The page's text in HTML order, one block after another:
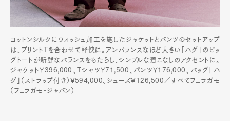
Pen Meet
Pen international Pen tw
コットンシルクにウォッシュ加工を施したジャケットとパンツのセットアップ
は、プリントTを合わせて軽快に。アンバランスなほど大きい「ハグ」のビッ
グトートが新鮮なバランスをもたらし、シンプルな着こなしのアクセントに。
ジャケット¥396,000、Tシャツ¥71,500、パンツ¥176,000、バッグ「ハ
グ」（ストラップ付き）¥594,000、シューズ¥126,500／すべてフェラガモ
（フェラガモ・ジャパン）